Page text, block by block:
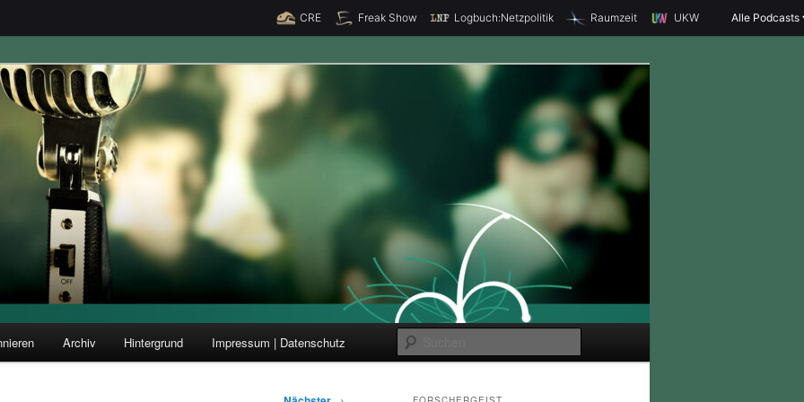
CRE Freak Show Logbuch:Netzpolitik Raumzeit UKW Alle Podcasts
und Forschung
u
Archiv Hintergrund Impressum | Datenschutz